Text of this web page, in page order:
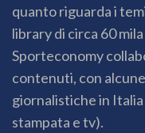
quanto riguarda i
library di circa 60
Sporteconomy
contenuti, con
giornalistiche in
stampata e tv).